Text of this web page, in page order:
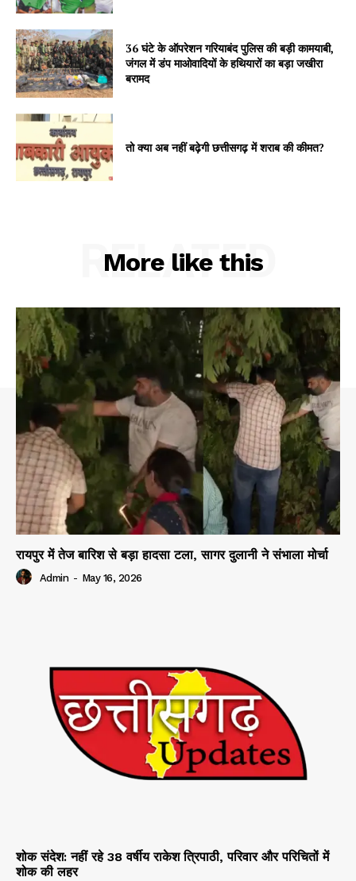
36 घंटे के ऑपरेशन गरियाबंद पुलिस की बड़ी कामयाबी,
जंगल में डंप माओवादियों के हथियारों का बड़ा जखीरा
बरामद
तो क्या अब नहीं बढ़ेगी छत्तीसगढ़ में शराब की कीमत?
More like this
RELATED
रायपुर में तेज बारिश से बड़ा हादसा टला, सागर दुलानी ने संभाला मोर्चा
Admin - May 16, 2026
शोक संदेश: नहीं रहे 38 वर्षीय राकेश त्रिपाठी, परिवार और परिचितों में
शोक की लहर